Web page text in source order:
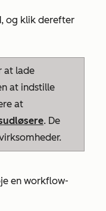
, og klik derefter
at lade
at indstille
at
. De
en workflow-